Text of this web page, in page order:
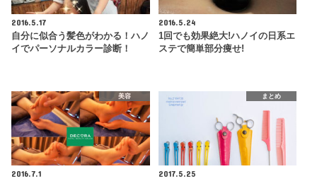
2016.5.17
自分に似合う髪色がわかる！ハノ
イでパーソナルカラー診断！
2016.5.24
1回でも効果絶大!ハノイの日系エ
ステで簡単部分痩せ!
美容
2016.7.1
まとめ
2017.5.25